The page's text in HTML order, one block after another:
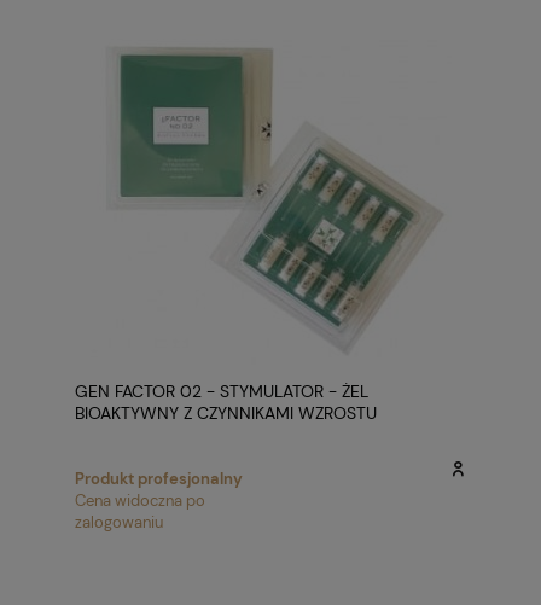
GEN FACTOR 02 - STYMULATOR - ŻEL
BIOAKTYWNY Z CZYNNIKAMI WZROSTU
Produkt profesjonalny
Cena widoczna po
zalogowaniu